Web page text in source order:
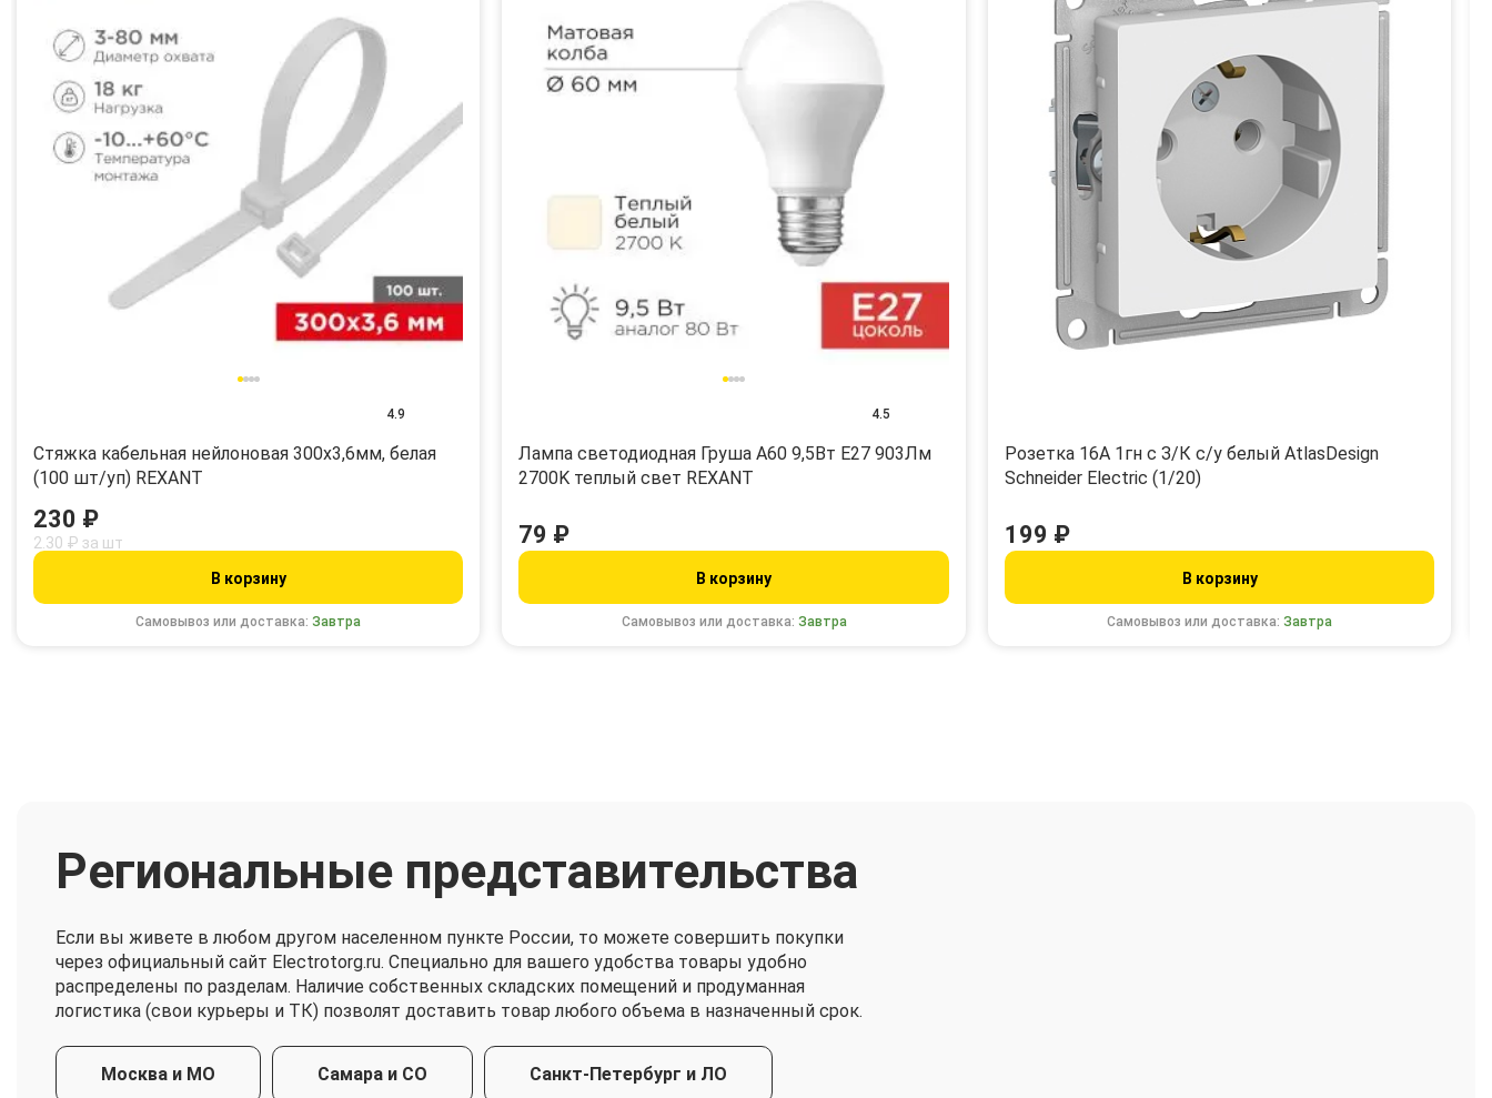
4.9
Стяжка кабельная нейлоновая 300x3,6мм, белая
(100 шт/уп) REXANT
Самовывоз или доставка:Завтра
230 ₽
2.30 ₽ за шт
В корзину
4.5
Лампа светодиодная Груша A60 9,5Вт E27 903Лм
2700K теплый свет REXANT
Самовывоз или доставка: Завтра
79 ₽
В корзину
Розетка 16А 1гн с З/К с/у белый AtlasDesign
Schneider Electric (1/20)
Самовывоз или доставка:Завтра
199 ₽
В корзину
Региональные представительства
Если вы живете в любом другом населенном пункте России, то можете совершить покупки
через официальный сайт Electrotorg.ru. Специально для вашего удобства товары удобно
распределены по разделам. Наличие собственных складских помещений и продуманная
логистика (свои курьеры и ТК) позволят доставить товар любого объема в назначенный срок.
Москва и МО Самара и СО Санкт-Петербург и ЛО